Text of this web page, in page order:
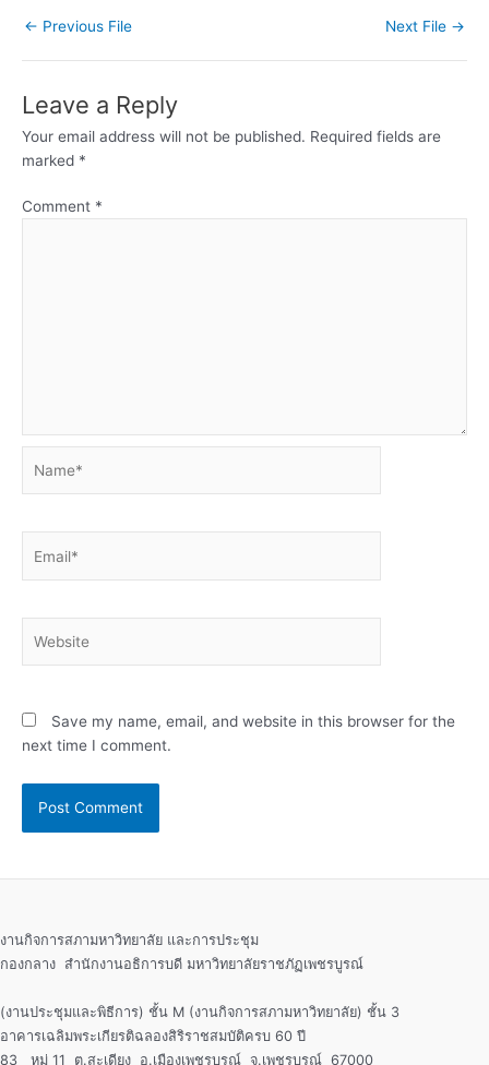
← Previous File Next File →
Leave a Reply
Your email address will not be published. Required fields are
marked *
Comment *
Save my name, email, and website in this browser for the
next time I comment.
งานกิจการสภามหาวิทยาลัย และการประชุม
กองกลาง สำนักงานอธิการบดี มหาวิทยาลัยราชภัฏเพชรบูรณ์
(งานประชุมและพิธีการ) ชั้น M (งานกิจการสภามหาวิทยาลัย) ชั้น 3
อาคารเฉลิมพระเกียรติฉลองสิริราชสมบัติครบ 60 ปี
83 หมู่ 11 ต.สะเดียง อ.เมืองเพชรบูรณ์ จ.เพชรบูรณ์ 67000